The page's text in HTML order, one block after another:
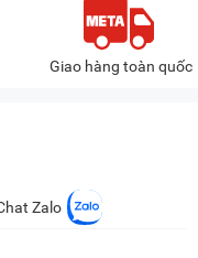
Giao hàng toàn quốc
Zalo